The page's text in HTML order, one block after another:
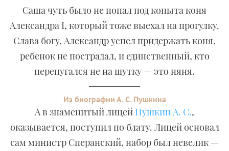
Саша чуть было не попал под копыта коня
Александра I, который тоже выехал на прогулку.
Слава богу, Александр успел придержать коня,
ребенок не пострадал, и единственный, кто
перепугался не на шутку — это няня.
Из биографии А. С. Пушкина
А в знаменитый лицей Пушкин А. С.,
оказывается, поступил по блату. Лицей основал
сам министр Сперанский, набор был невелик —